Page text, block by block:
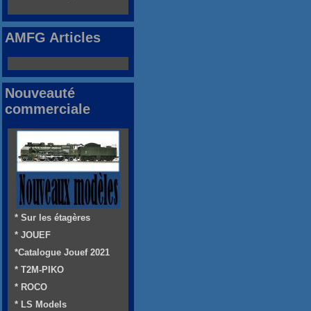
AMFG Articles
Nouveauté
commerciale
* Sur les étagères
* JOUEF
*Catalogue Jouef 2021
* T2M-PIKO
* ROCO
* LS Models